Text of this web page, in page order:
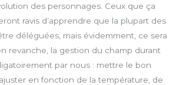
des personnages. Ceux que ça
ravis d’apprendre que la plupart des
déléguées, mais évidemment, ce sera
revanche, la gestion du champ durant
par nous : mettre le bon
en fonction de la température, de